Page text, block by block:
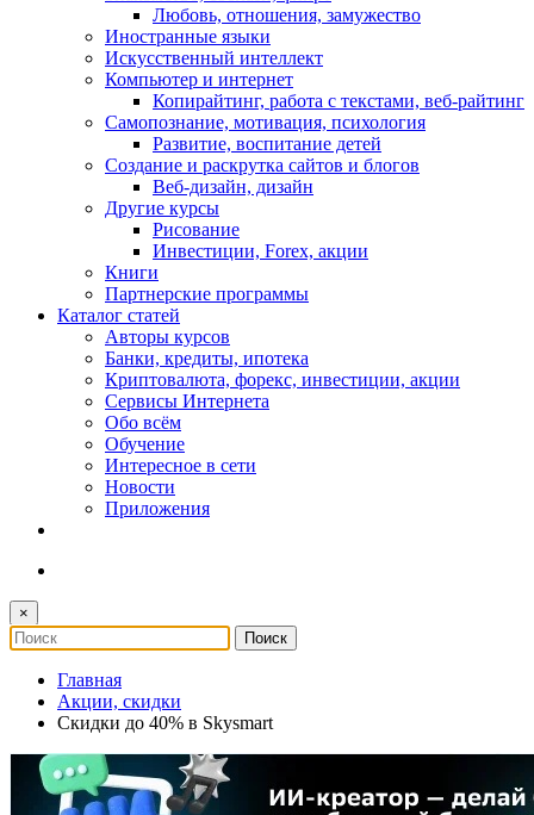
Любовь, отношения, замужество
Иностранные языки
Искусственный интеллект
Компьютер и интернет
Копирайтинг, работа с текстами, веб-райтинг
Самопознание, мотивация, психология
Развитие, воспитание детей
Создание и раскрутка сайтов и блогов
Веб-дизайн, дизайн
Другие курсы
Рисование
Инвестиции, Forex, акции
Книги
Партнерские программы
Каталог статей
Авторы курсов
Банки, кредиты, ипотека
Криптовалюта, форекс, инвестиции, акции
Сервисы Интернета
Обо всём
Обучение
Интересное в сети
Новости
Приложения
×
Главная
Акции, скидки
Скидки до 40% в Skysmart